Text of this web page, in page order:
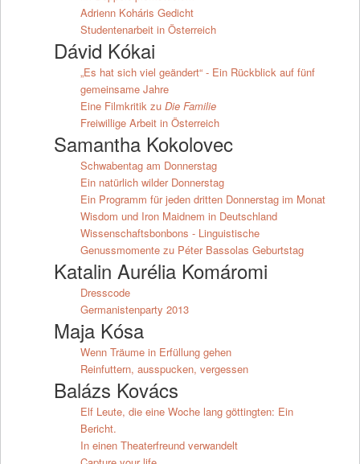
Adrienn Koháris Gedicht
Studentenarbeit in Österreich
Dávid Kókai
„Es hat sich viel geändert“ - Ein Rückblick auf fünf
gemeinsame Jahre
Eine Filmkritik zu Die Familie
Freiwillige Arbeit in Österreich
Samantha Kokolovec
Schwabentag am Donnerstag
Ein natürlich wilder Donnerstag
Ein Programm für jeden dritten Donnerstag im Monat
Wisdom und Iron Maidnem in Deutschland
Wissenschaftsbonbons - Linguistische
Genussmomente zu Péter Bassolas Geburtstag
Katalin Aurélia Komáromi
Dresscode
Germanistenparty 2013
Maja Kósa
Wenn Träume in Erfüllung gehen
Reinfuttern, ausspucken, vergessen
Balázs Kovács
Elf Leute, die eine Woche lang göttingten: Ein
Bericht.
In einen Theaterfreund verwandelt